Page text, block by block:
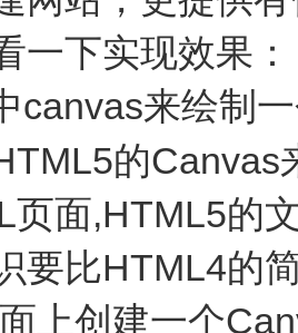
一下实现效果：
的
页面,HTML5的
要比HTML4的
上创建一个